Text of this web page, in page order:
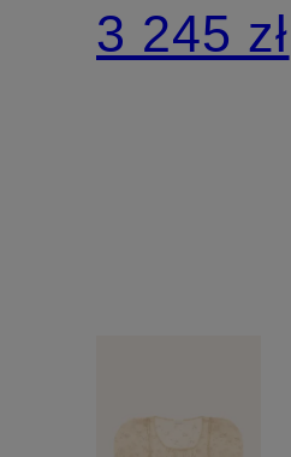
brokatową
3 245 zł